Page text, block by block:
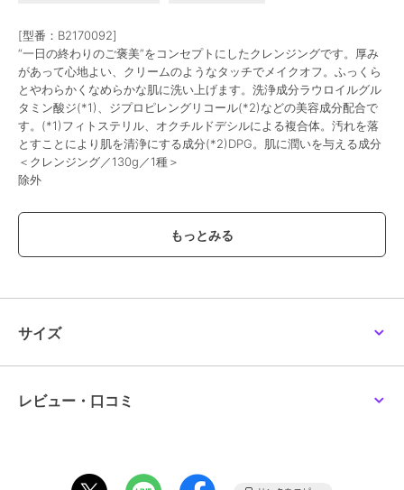
[型番：B2170092]
“一日の終わりのご褒美”をコンセプトにしたクレンジングです。厚み
があって心地よい、クリームのようなタッチでメイクオフ。ふっくら
とやわらかくなめらかな肌に洗い上げます。洗浄成分ラウロイルグル
タミン酸ジ(*1)、ジプロピレングリコール(*2)などの美容成分配合で
す。(*1)フィトステリル、オクチルドデシルによる複合体。汚れを落
とすことにより肌を清浄にする成分(*2)DPG。肌に潤いを与える成分
＜クレンジング／130g／1種＞
除外
ショップ カネボウ ／阪急ビューティーオ
商品カテゴリ
-
サイズ
レビュー・口コミ